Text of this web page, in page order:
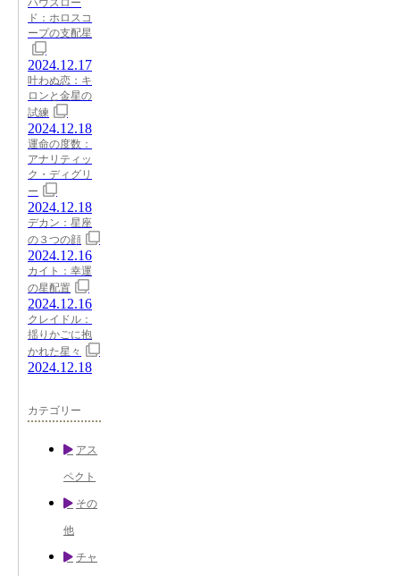
ド：ホロスコ
ープの支配星
2024.12.17
叶わぬ恋：キ
ロンと金星の
試練
2024.12.18
運命の度数：
アナリティッ
ク・ディグリ
ー
2024.12.18
デカン：星座
の３つの顔
2024.12.16
カイト：幸運
の星配置
2024.12.16
クレイドル：
揺りかごに抱
かれた星々
2024.12.18
カテゴリー
アス
ペクト
その
他
チャ